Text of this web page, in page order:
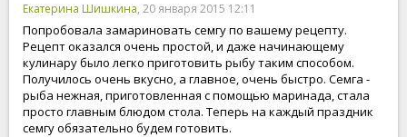
Екатерина Шишкина, 20 января 2015 12:11
Попробовала замариновать семгу по вашему рецепту.
Рецепт оказался очень простой, и даже начинающему
кулинару было легко приготовить рыбу таким способом.
Получилось очень вкусно, а главное, очень быстро. Семга -
рыба нежная, приготовленная с помощью маринада, стала
просто главным блюдом стола. Теперь на каждый праздник
семгу обязательно будем готовить.